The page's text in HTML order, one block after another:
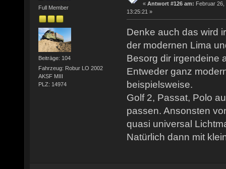
Full Member
Beiträge: 104
Fahrzeug: Robur LO 2002
AKSF MIII
PLZ: 14974
« Antwort #126 am: Februar 26,
13:25:21 »
Denke auch das wird
der modernen Lima
Besorg dir irgendeine
Entweder ganz
beispielsweise.
Golf 2, Passat, Polo
passen. Ansonsten
quasi universal
Natürlich dann mit